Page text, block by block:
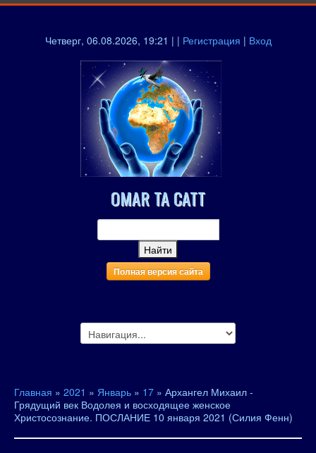
Четверг, 06.08.2026, 19:21 | | Регистрация | Вход
OMAR TA CATT
Полная версия сайта
Главная » 2021 » Январь » 17 » Архангел Михаил -
Грядущий век Водолея и восходящее женское
Христосознание. ПОСЛАНИЕ 10 января 2021 (Силия Фенн)